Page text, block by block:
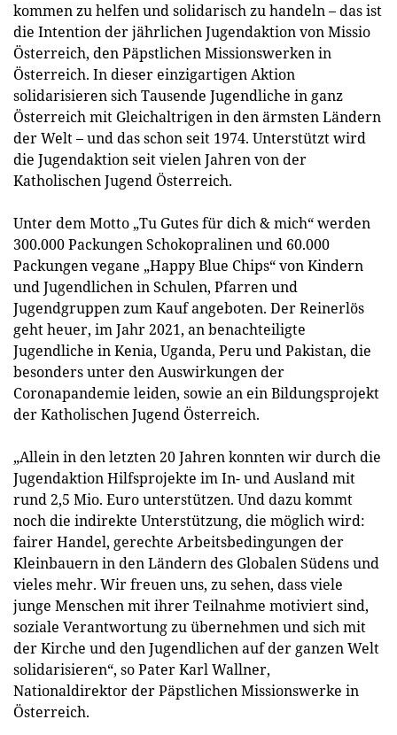
kommen zu helfen und solidarisch zu handeln – das ist
die Intention der jährlichen Jugendaktion von Missio
Österreich, den Päpstlichen Missionswerken in
Österreich. In dieser einzigartigen Aktion
solidarisieren sich Tausende Jugendliche in ganz
Österreich mit Gleichaltrigen in den ärmsten Ländern
der Welt – und das schon seit 1974. Unterstützt wird
die Jugendaktion seit vielen Jahren von der
Katholischen Jugend Österreich.
Unter dem Motto „Tu Gutes für dich & mich“ werden
300.000 Packungen Schokopralinen und 60.000
Packungen vegane „Happy Blue Chips“ von Kindern
und Jugendlichen in Schulen, Pfarren und
Jugendgruppen zum Kauf angeboten. Der Reinerlös
geht heuer, im Jahr 2021, an benachteiligte
Jugendliche in Kenia, Uganda, Peru und Pakistan, die
besonders unter den Auswirkungen der
Coronapandemie leiden, sowie an ein Bildungsprojekt
der Katholischen Jugend Österreich.
„Allein in den letzten 20 Jahren konnten wir durch die
Jugendaktion Hilfsprojekte im In- und Ausland mit
rund 2,5 Mio. Euro unterstützen. Und dazu kommt
noch die indirekte Unterstützung, die möglich wird:
fairer Handel, gerechte Arbeitsbedingungen der
Kleinbauern in den Ländern des Globalen Südens und
vieles mehr. Wir freuen uns, zu sehen, dass viele
junge Menschen mit ihrer Teilnahme motiviert sind,
soziale Verantwortung zu übernehmen und sich mit
der Kirche und den Jugendlichen auf der ganzen Welt
solidarisieren“, so Pater Karl Wallner,
Nationaldirektor der Päpstlichen Missionswerke in
Österreich.